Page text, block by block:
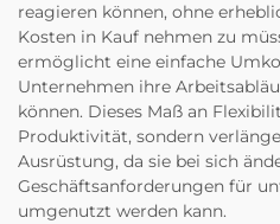
reagieren können, ohne
Kosten in Kauf nehmen zu
ermöglicht eine einfache
Unternehmen ihre
können. Dieses Maß an
Produktivität, sondern
Ausrüstung, da sie bei sich
Geschäftsanforderungen für
umgenutzt werden kann.